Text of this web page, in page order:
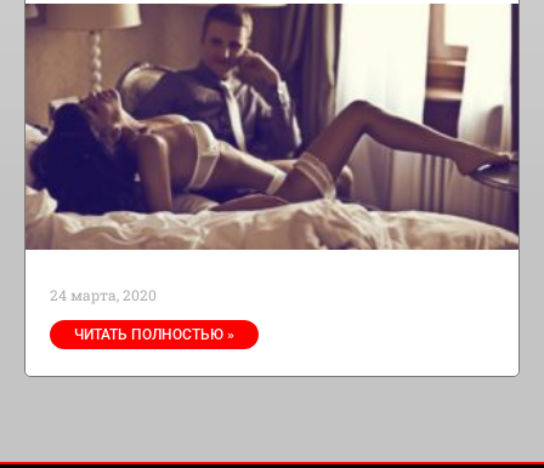
24 марта, 2020
ЧИТАТЬ ПОЛНОСТЬЮ »